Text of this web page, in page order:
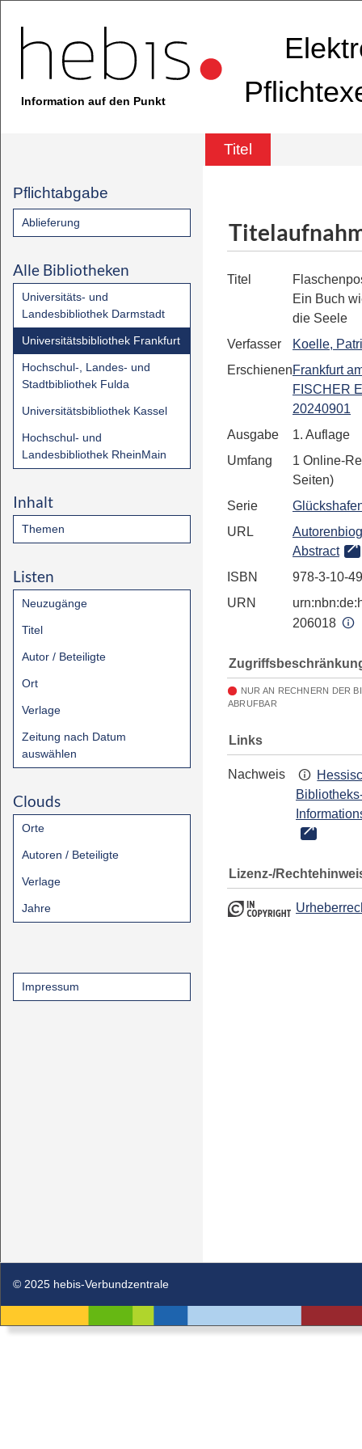
Information auf den Punkt
Titel
Pflichtabgabe
Ablieferung
Alle Bibliotheken
Universitäts- und
Landesbibliothek Darmstadt
Universitätsbibliothek Frankfurt
Hochschul-, Landes- und
Stadtbibliothek Fulda
Universitätsbibliothek Kassel
Hochschul- und
Landesbibliothek RheinMain
Inhalt
Themen
Listen
Neuzugänge
Titel
Autor / Beteiligte
Ort
Verlage
Zeitung nach Datum
auswählen
Clouds
Orte
Autoren / Beteiligte
Verlage
Jahre
Impressum
Titel
Ein Buch
die Seele
Verfasser
Koelle,
ErschienenFrankfurt
FISCHER
20240901
Ausgabe
1. Auflage
Umfang
1 Online-
Seiten)
Serie
URL
Abstract
ISBN
978-3-10-
URN
206018
NUR AN RECHNERN DER
ABRUFBAR
Links
Nachweis
Lizenz-/
© 2025 hebis-Verbundzentrale